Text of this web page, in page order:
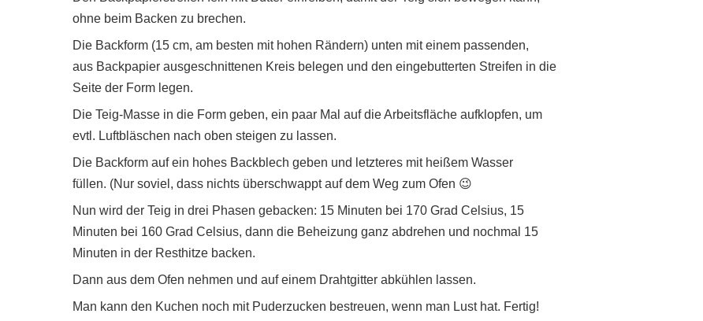
ohne beim Backen zu brechen.
Die Backform (15 cm, am besten mit hohen Rändern) unten mit einem passenden,
aus Backpapier ausgeschnittenen Kreis belegen und den eingebutterten Streifen in die
Seite der Form legen.
Die Teig-Masse in die Form geben, ein paar Mal auf die Arbeitsfläche aufklopfen, um
evtl. Luftbläschen nach oben steigen zu lassen.
Die Backform auf ein hohes Backblech geben und letzteres mit heißem Wasser
füllen. (Nur soviel, dass nichts überschwappt auf dem Weg zum Ofen 😉
Nun wird der Teig in drei Phasen gebacken: 15 Minuten bei 170 Grad Celsius, 15
Minuten bei 160 Grad Celsius, dann die Beheizung ganz abdrehen und nochmal 15
Minuten in der Resthitze backen.
Dann aus dem Ofen nehmen und auf einem Drahtgitter abkühlen lassen.
Man kann den Kuchen noch mit Puderzucken bestreuen, wenn man Lust hat. Fertig!